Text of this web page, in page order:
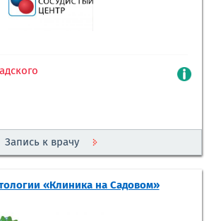
Запись к врачу
«Клиника на Садовом»